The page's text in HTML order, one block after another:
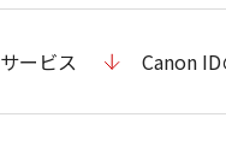
ービス Canon